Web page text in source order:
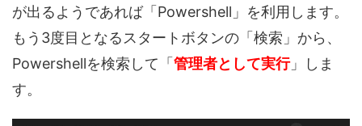
が出るようであれば「Powershell」を利用します。
もう3度目となるスタートボタンの「検索」から、
Powershellを検索して「 管理者として実行」しま
す。